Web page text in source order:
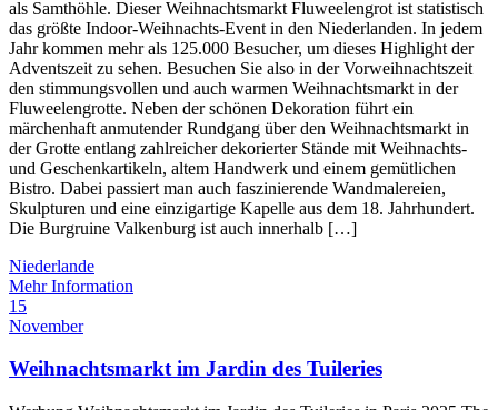
als Samthöhle. Dieser Weihnachtsmarkt Fluweelengrot ist statistisch
das größte Indoor-Weihnachts-Event in den Niederlanden. In jedem
Jahr kommen mehr als 125.000 Besucher, um dieses Highlight der
Adventszeit zu sehen. Besuchen Sie also in der Vorweihnachtszeit
den stimmungsvollen und auch warmen Weihnachtsmarkt in der
Fluweelengrotte. Neben der schönen Dekoration führt ein
märchenhaft anmutender Rundgang über den Weihnachtsmarkt in
der Grotte entlang zahlreicher dekorierter Stände mit Weihnachts-
und Geschenkartikeln, altem Handwerk und einem gemütlichen
Bistro. Dabei passiert man auch faszinierende Wandmalereien,
Skulpturen und eine einzigartige Kapelle aus dem 18. Jahrhundert.
Die Burgruine Valkenburg ist auch innerhalb […]
Niederlande
Mehr Information
15
November
Weihnachtsmarkt im Jardin des Tuileries